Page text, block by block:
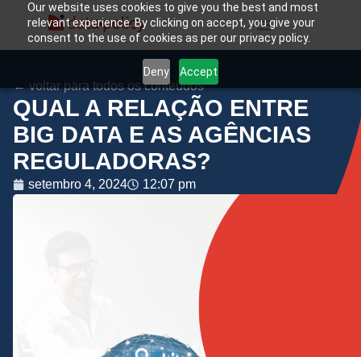
Our website uses cookies to give you the best and most
relevant experience. By clicking on accept, you give your
consent to the use of cookies as per our privacy policy.
Deny Accept
← voltar para todos os conteúdos
QUAL A RELAÇÃO ENTRE
BIG DATA E AS AGÊNCIAS
REGULADORAS?
setembro 4, 2024 12:07 pm